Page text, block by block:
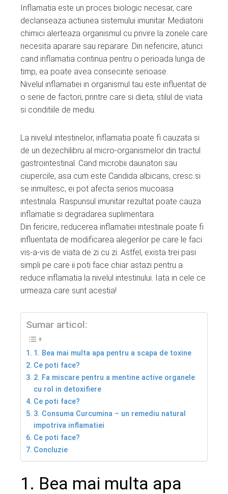
Inflamatia este un proces biologic necesar, care
declanseaza actiunea sistemului imunitar. Mediatorii
chimici alerteaza organismul cu privire la zonele care
necesita aparare sau reparare. Din nefericire, atunci
cand inflamatia continua pentru o perioada lunga de
timp, ea poate avea consecinte serioase.
Nivelul inflamatiei in organismul tau este influentat de
o serie de factori, printre care si dieta, stilul de viata
si conditiile de mediu.
La nivelul intestinelor, inflamatia poate fi cauzata si
de un dezechilibru al micro-organismelor din tractul
gastrointestinal. Cand microbii daunatori sau
ciupercile, asa cum este Candida albicans, cresc si
se inmultesc, ei pot afecta serios mucoasa
intestinala. Raspunsul imunitar rezultat poate cauza
inflamatie si degradarea suplimentara.
Din fericire, reducerea inflamatiei intestinale poate fi
influentata de modificarea alegerilor pe care le faci
vis-a-vis de viata de zi cu zi. Astfel, exista trei pasi
simpli pe care ii poti face chiar astazi pentru a
reduce inflamatia la nivelul intestinului. Iata in cele ce
urmeaza care sunt acestia!
Sumar articol:
1. Bea mai multa apa pentru a scapa de toxine
Ce poti face?
2. Fa miscare pentru a mentine active organele
cu rol in detoxifiere
Ce poti face?
3. Consuma Curcumina – un remediu natural
impotriva inflamatiei
Ce poti face?
Concluzie
1. Bea mai multa apa